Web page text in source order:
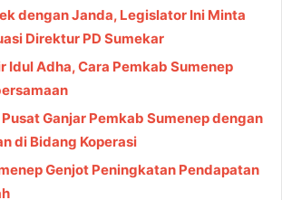
dengan Janda, Legislator Ini Minta
Direktur PD Sumekar
Idul Adha, Cara Pemkab Sumenep
Ganjar Pemkab Sumenep dengan
di Bidang Koperasi
Genjot Peningkatan Pendapatan